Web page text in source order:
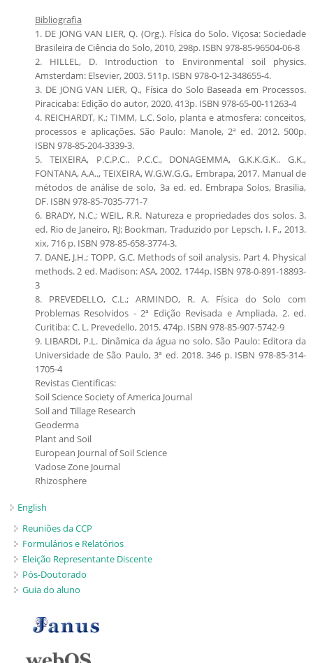
Bibliografia
1. DE JONG VAN LIER, Q. (Org.). Física do Solo. Viçosa: Sociedade
Brasileira de Ciência do Solo, 2010, 298p. ISBN 978-85-96504-06-8
2. HILLEL, D. Introduction to Environmental soil physics.
Amsterdam: Elsevier, 2003. 511p. ISBN 978-0-12-348655-4.
3. DE JONG VAN LIER, Q., Física do Solo Baseada em Processos.
Piracicaba: Edição do autor, 2020. 413p. ISBN 978-65-00-11263-4
4. REICHARDT, K.; TIMM, L.C. Solo, planta e atmosfera: conceitos,
processos e aplicações. São Paulo: Manole, 2ª ed. 2012. 500p.
ISBN 978-85-204-3339-3.
5. TEIXEIRA, P.C.P.C.. P.C.C., DONAGEMMA, G.K.K.G.K.. G.K.,
FONTANA, A.A.., TEIXEIRA, W.G.W.G.G., Embrapa, 2017. Manual de
métodos de análise de solo, 3a ed. ed. Embrapa Solos, Brasilia,
DF. ISBN 978-85-7035-771-7
6. BRADY, N.C.; WEIL, R.R. Natureza e propriedades dos solos. 3.
ed. Rio de Janeiro, RJ: Bookman, Traduzido por Lepsch, I. F., 2013.
xix, 716 p. ISBN 978-85-658-3774-3.
7. DANE, J.H.; TOPP, G.C. Methods of soil analysis. Part 4. Physical
methods. 2 ed. Madison: ASA, 2002. 1744p. ISBN 978-0-891-18893-
3
8. PREVEDELLO, C.L.; ARMINDO, R. A. Física do Solo com
Problemas Resolvidos - 2ª Edição Revisada e Ampliada. 2. ed.
Curitiba: C. L. Prevedello, 2015. 474p. ISBN 978-85-907-5742-9
9. LIBARDI, P.L. Dinâmica da água no solo. São Paulo: Editora da
Universidade de São Paulo, 3ª ed. 2018. 346 p. ISBN 978-85-314-
1705-4
Revistas Cientificas:
Soil Science Society of America Journal
Soil and Tillage Research
Geoderma
Plant and Soil
European Journal of Soil Science
Vadose Zone Journal
Rhizosphere
English
Reuniões da CCP
Formulários e Relatórios
Eleição Representante Discente
Pós-Doutorado
Guia do aluno